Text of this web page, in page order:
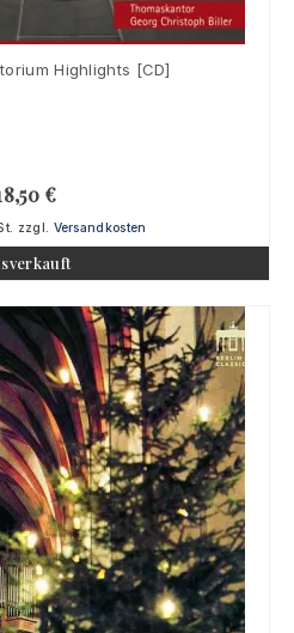
Highlights [CD]
€
zzgl. Versandkosten